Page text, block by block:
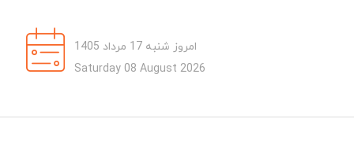
امروز شنبه 17 مرداد 1405
Saturday 08 August 2026